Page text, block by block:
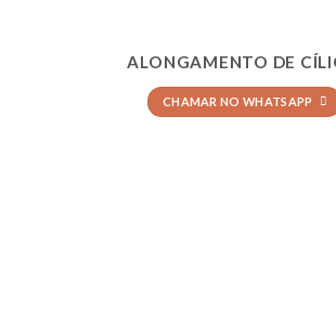
ALONGAMENTO DE
CHAMAR NO WHATSAPP